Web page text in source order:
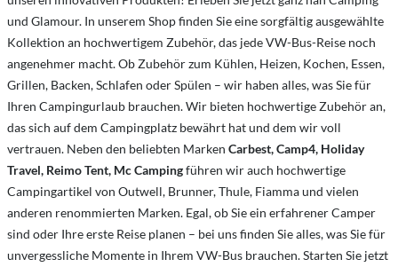
und Glamour. In unserem Shop finden Sie eine sorgfältig ausgewählte
Kollektion an hochwertigem Zubehör, das jede VW-Bus-Reise noch
angenehmer macht. Ob Zubehör zum Kühlen, Heizen, Kochen, Essen,
Grillen, Backen, Schlafen oder Spülen – wir haben alles, was Sie für
Ihren Campingurlaub brauchen. Wir bieten hochwertige Zubehör an,
das sich auf dem Campingplatz bewährt hat und dem wir voll
vertrauen. Neben den beliebten Marken Carbest, Camp4, Holiday
Travel, Reimo Tent, Mc Campingführen wir auch hochwertige
Campingartikel von Outwell, Brunner, Thule, Fiamma und vielen
anderen renommierten Marken. Egal, ob Sie ein erfahrener Camper
sind oder Ihre erste Reise planen – bei uns finden Sie alles, was Sie für
unvergessliche Momente in Ihrem VW-Bus brauchen. Starten Sie jetzt